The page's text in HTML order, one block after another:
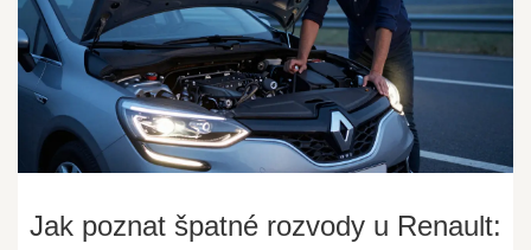
Jak poznat špatné rozvody u Renault: